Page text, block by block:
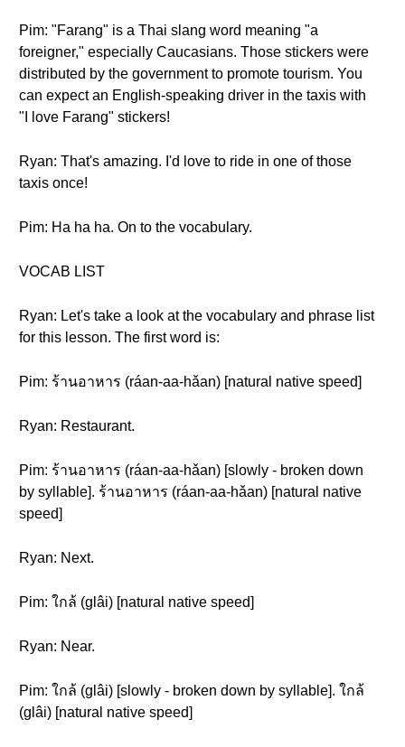
Pim: "Farang" is a Thai slang word meaning "a
foreigner," especially Caucasians. Those stickers were
distributed by the government to promote tourism. You
can expect an English-speaking driver in the taxis with
"I love Farang" stickers!
Ryan: That's amazing. I'd love to ride in one of those
taxis once!
Pim: Ha ha ha. On to the vocabulary.
VOCAB LIST
Ryan: Let's take a look at the vocabulary and phrase list
for this lesson. The first word is:
Pim: ร้านอาหาร (ráan-aa-hǎan) [natural native speed]
Ryan: Restaurant.
Pim: ร้านอาหาร (ráan-aa-hǎan) [slowly - broken down
by syllable]. ร้านอาหาร (ráan-aa-hǎan) [natural native
speed]
Ryan: Next.
Pim: ใกล้ (glâi) [natural native speed]
Ryan: Near.
Pim: ใกล้ (glâi) [slowly - broken down by syllable]. ใกล้
(glâi) [natural native speed]